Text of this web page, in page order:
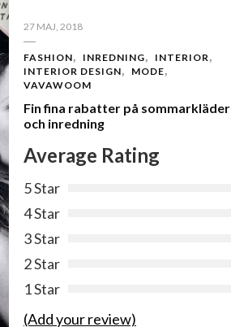
27 MAJ, 2018
FASHION INREDNING
INTERIOR
INTERIOR DESIGN
MODE
VAVAWOOM
Fin fina rabatter på sommarkläder
och inredning
Average Rating
5 Star
4 Star
3 Star
2 Star
1 Star
(Add your review)